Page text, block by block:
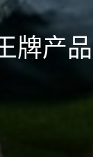
牌产品